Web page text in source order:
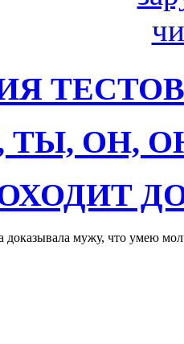
ТЕСТОВ
ТЫ, ОН,
доказывала мужу, что умею